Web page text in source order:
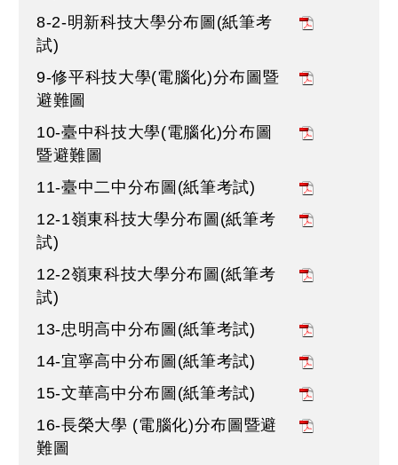
8-2-明新科技大學分布圖(紙筆考
試)
9-修平科技大學(電腦化)分布圖暨
避難圖
10-臺中科技大學(電腦化)分布圖
暨避難圖
11-臺中二中分布圖(紙筆考試)
12-1嶺東科技大學分布圖(紙筆考
試)
12-2嶺東科技大學分布圖(紙筆考
試)
13-忠明高中分布圖(紙筆考試)
14-宜寧高中分布圖(紙筆考試)
15-文華高中分布圖(紙筆考試)
16-長榮大學 (電腦化)分布圖暨避
難圖